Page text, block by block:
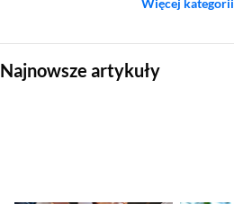
Więcej kategorii
Najnowsze artykuły